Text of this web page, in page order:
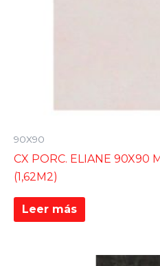
90X90
CX PORC. ELIANE 90X90
(1,62M2)
Leer más